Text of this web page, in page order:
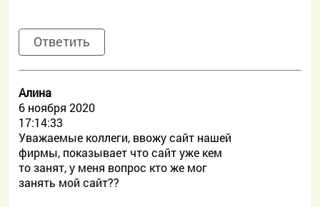
Ответить
Алина
6 ноября 2020
17:14:33
Уважаемые коллеги, ввожу сайт нашей
фирмы, показывает что сайт уже кем
то занят, у меня вопрос кто же мог
занять мой сайт??